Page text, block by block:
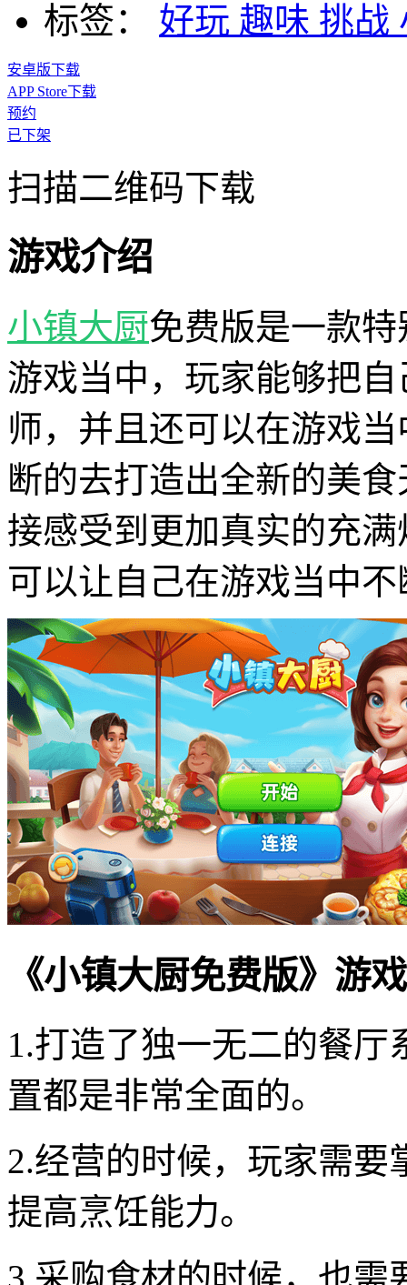
标签：
好玩 趣味 挑战
安卓版下载
APP Store下载
预约
已下架
扫描二维码下载
游戏介绍
小镇大厨免费版是一款特
游戏当中，玩家能够把自
师，并且还可以在游戏
断的去打造出全新的美
接感受到更加真实的充
可以让自己在游戏当中
《小镇大厨免费版》游
1.打造了独一无二的餐
置都是非常全面的。
2.经营的时候，玩家需
提高烹饪能力。